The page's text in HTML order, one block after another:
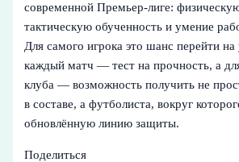
современной Премьер-лиге:
тактическую обученность и умение
Для самого игрока это шанс перейти на
каждый матч — тест на прочность, а
клуба — возможность получить не
в составе, а футболиста, вокруг
обновлённую линию защиты.
Поделиться